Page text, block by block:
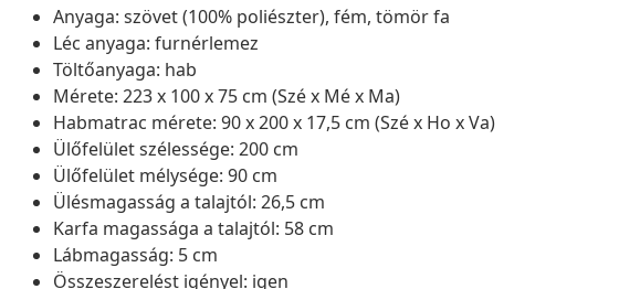
Anyaga: szövet (100% poliészter), fém, tömör fa
Léc anyaga: furnérlemez
Töltőanyaga: hab
Mérete: 223 x 100 x 75 cm (Szé x Mé x Ma)
Habmatrac mérete: 90 x 200 x 17,5 cm (Szé x Ho x Va)
Ülőfelület szélessége: 200 cm
Ülőfelület mélysége: 90 cm
Ülésmagasság a talajtól: 26,5 cm
Karfa magassága a talajtól: 58 cm
Lábmagasság: 5 cm
Összeszerelést igényel: igen